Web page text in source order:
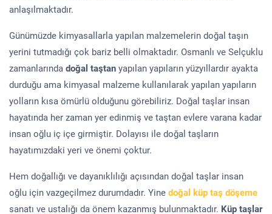
anlaşılmaktadır.
Günümüzde kimyasallarla yapılan malzemelerin doğal taşın
yerini tutmadığı çok bariz belli olmaktadır. Osmanlı ve Selçuklu
zamanlarında doğal taştan yapılan yapıların yüzyıllardır ayakta
durduğu ama kimyasal malzeme kullanılarak yapılan yapıların
yolların kısa ömürlü olduğunu görebiliriz. Doğal taşlar insan
hayatında her zaman yer edinmiş ve taştan evlere varana kadar
insan oğlu iç içe girmiştir. Dolayısı ile doğal taşların
hayatımızdaki yeri ve önemi çoktur.
Hem doğallığı ve dayanıklılığı açısından doğal taşlar insan
oğlu için vazgeçilmez durumdadır. Yine doğal küp taş döşeme
sanatı ve ustalığı da önem kazanmış bulunmaktadır. Küp taşlar